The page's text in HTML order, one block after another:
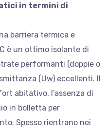
in termini di
barriera termica e
è un ottimo isolante di
performanti (doppie o
(Uw) eccellenti. Il
abitativo, l’assenza di
in bolletta per
Spesso rientrano nei